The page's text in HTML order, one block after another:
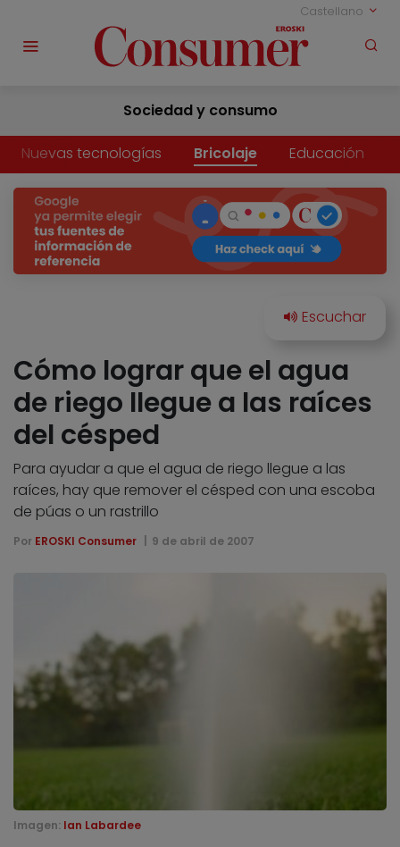
Castellano
Sociedad y consumo
Nuevas tecnologías Bricolaje Educación
Cómo lograr que el agua
de riego llegue a las raíces
del césped
Para ayudar a que el agua de riego llegue a las
raíces, hay que remover el césped con una escoba
de púas o un rastrillo
Por EROSKI Consumer 9 de abril de 2007
Imagen: Ian Labardee